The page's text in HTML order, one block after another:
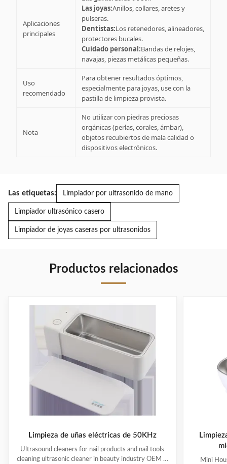
Aplicaciones
principales
Las joyas:Anillos, collares, aretes y
pulseras.
Dentistas:Los retenedores, alineadores,
protectores bucales.
Cuidado personal:Bandas de relojes,
navajas, piezas metálicas pequeñas.
Uso
recomendado
Para obtener resultados óptimos,
especialmente para joyas, use con la
pastilla de limpieza provista.
Nota
No utilizar con piedras preciosas
orgánicas (perlas, corales, ámbar),
objetos recubiertos de mala calidad o
dispositivos electrónicos.
Las etiquetas: Limpiador por ultrasonido de mano
Limpiador ultrasónico casero
Limpiador de joyas caseras por ultrasonidos
Productos relacionados
Limpieza de uñas eléctricas de 50KHz
Ultrasound cleaners for nail products and nail tools
cleaning ultrasonic cleaner in beauty industry OEM &
Mini